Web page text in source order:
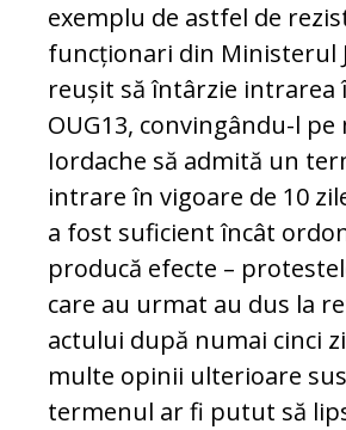
exemplu de astfel de
funcționari din Ministerul
reușit să întârzie intrarea
OUG13, convingându-l
Iordache să admită un
intrare în vigoare de 10
a fost suficient încât
producă efecte –
care au urmat au dus la
actului după numai cinci
multe opinii ulterioare
termenul ar fi putut să